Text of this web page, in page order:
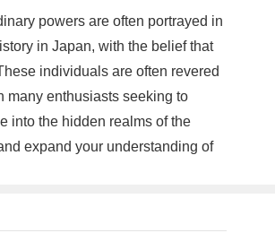
powers are often portrayed in
in Japan, with the belief that
individuals are often revered
many enthusiasts seeking to
into the hidden realms of the
expand your understanding of